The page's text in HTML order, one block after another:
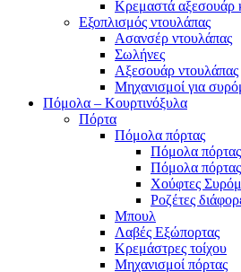
Κρεμαστά αξεσουάρ
Εξοπλισμός ντουλάπας
Ασανσέρ ντουλάπας
Σωλήνες
Αξεσουάρ ντουλάπας
Μηχανισμοί για
Πόμολα – Κουρτινόξυλα
Πόρτα
Πόμολα πόρτας
Πόμολα
Πόμολα
Χούφτες
Ροζέτες
Μπουλ
Λαβές Εξώπορτας
Κρεμάστρες τοίχου
Μηχανισμοί πόρτας